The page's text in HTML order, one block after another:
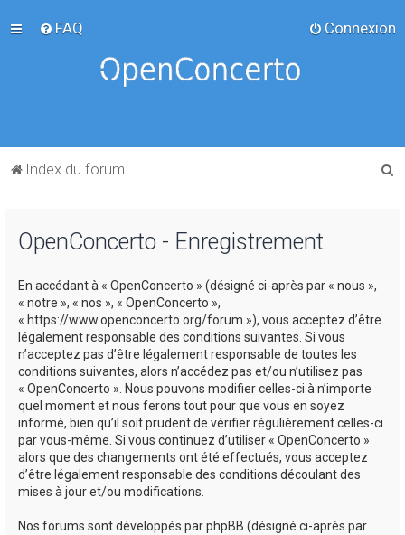
FAQ Connexion
Index du forum
OpenConcerto - Enregistrement
En accédant à « OpenConcerto » (désigné ci-après par « nous »,
« notre », « nos », « OpenConcerto »,
« https://www.openconcerto.org/forum »), vous acceptez d’être
légalement responsable des conditions suivantes. Si vous
n’acceptez pas d’être légalement responsable de toutes les
conditions suivantes, alors n’accédez pas et/ou n’utilisez pas
« OpenConcerto ». Nous pouvons modifier celles-ci à n’importe
quel moment et nous ferons tout pour que vous en soyez
informé, bien qu’il soit prudent de vérifier régulièrement celles-ci
par vous-même. Si vous continuez d’utiliser « OpenConcerto »
alors que des changements ont été effectués, vous acceptez
d’être légalement responsable des conditions découlant des
mises à jour et/ou modifications.
Nos forums sont développés par phpBB (désigné ci-après par